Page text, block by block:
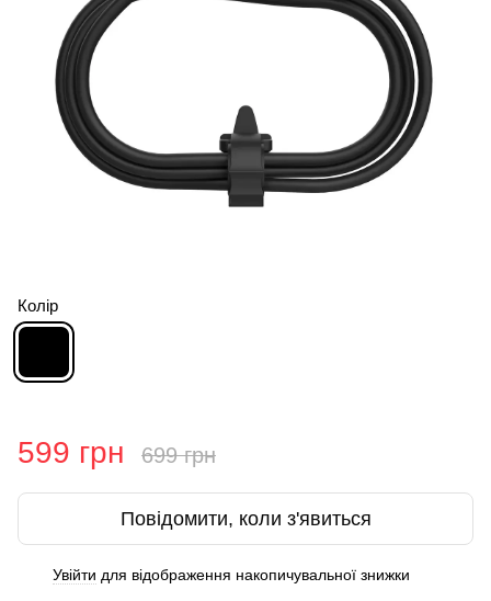
Колір
599 грн 699 грн
Повідомити, коли з'явиться
Увійти для відображення накопичувальної знижки